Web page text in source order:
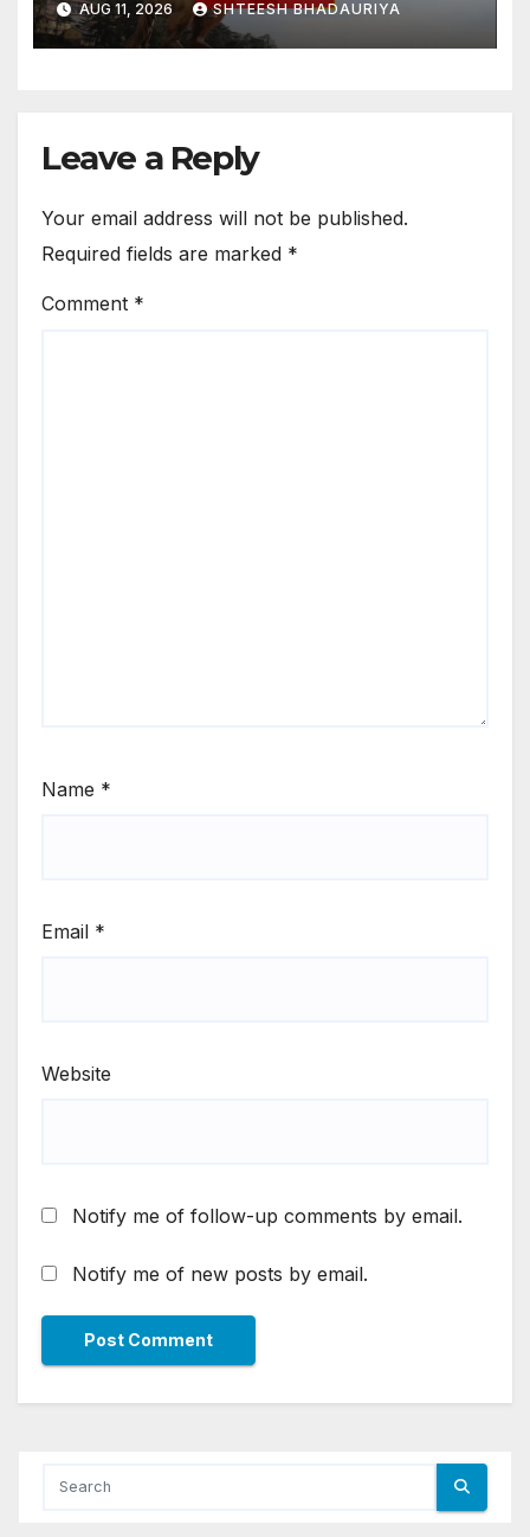
Instagram Over The Police
Department Not Receiving Ta
AUG 11, 2026 SHTEESH BHADAURIYA
Leave a Reply
Your email address will not be published.
Required fields are marked *
Comment *
Name *
Email *
Website
Notify me of follow-up comments by email.
Notify me of new posts by email.